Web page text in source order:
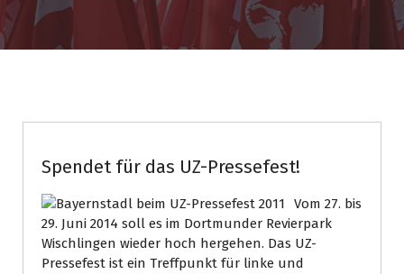
n
Spendet für das UZ-Pressefest!
Vom 27. bis
29. Juni 2014 soll es im Dortmunder Revierpark
Wischlingen wieder hoch hergehen. Das UZ-
Pressefest ist ein Treffpunkt für linke und